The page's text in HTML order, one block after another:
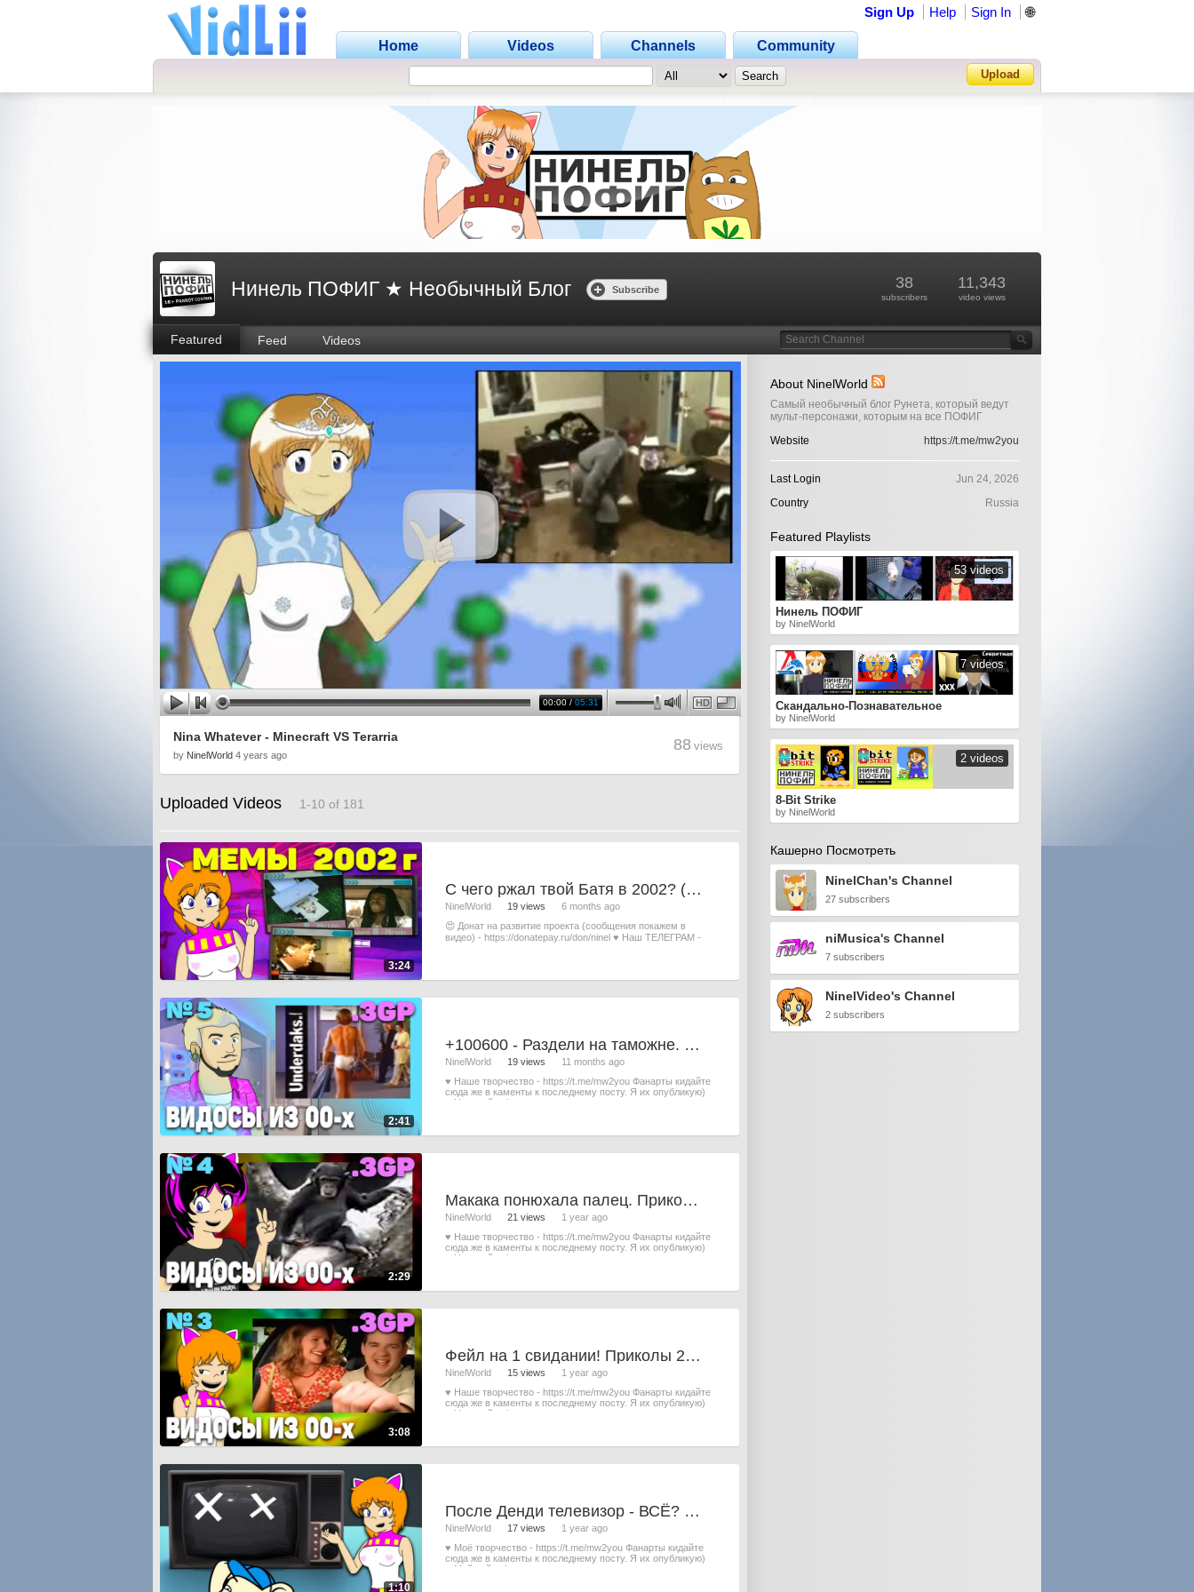
Home Videos Channels Community
Sign Up Help Sign In 🌐
Upload
Нинель ПОФИГ ★ Необычный Блог Subscribe 38
subscribers
11,343
video views
Featured Feed Videos
00:00/05:31 HD
Nina Whatever - Minecraft VS Terarria
by NinelWorld 4 years ago
88 views
Uploaded Videos 1-10 of 181
3:24
С чего ржал твой Батя в 2002? (Лови Мой 3gp) #6
NinelWorld 19 views
6 months ago
😍 Донат на развитие проекта (сообщения покажем в
видео) - https://donatepay.ru/don/ninel ♥ Наш ТЕЛЕГРАМ -
2:41
+100600 - Раздели на таможне. Приколы 2000-х. (Лови Мой 3gp с Нинель) #5
NinelWorld 19 views
11 months ago
♥ Наше творчество - https://t.me/mw2you Фанарты кидайте
сюда же в каменты к последнему посту. Я их опубликую)
♥ Наш сайт - https
2:29
Макака понюхала палец. Приколы 2000-х. (Лови Мой 3gp с Нинель) #4
NinelWorld 21 views
1 year ago
♥ Наше творчество - https://t.me/mw2you Фанарты кидайте
сюда же в каменты к последнему посту. Я их опубликую)
♥ Наш сайт - https
3:08
Фейл на 1 свидании! Приколы 2000-х. (Лови Мой 3gp с Нинель) #3
NinelWorld 15 views
1 year ago
♥ Наше творчество - https://t.me/mw2you Фанарты кидайте
сюда же в каменты к последнему посту. Я их опубликую)
♥ Наш сайт - https
1:10
После Денди телевизор - ВСЁ? (Нинель)
NinelWorld 17 views
1 year ago
♥ Моё творчество - https://t.me/mw2you Фанарты кидайте
сюда же в каменты к последнему посту. Я их опубликую)
♥ Мой сайт - http
About NinelWorld
Самый необычный блог Рунета, который ведут
мульт-персонажи, которым на все ПОФИГ
Website
https://t.me/mw2you
Last Login
Jun 24, 2026
Country
Russia
Featured Playlists
53 videos
Нинель ПОФИГ
by NinelWorld
7 videos
Скандально-Познавательное
by NinelWorld
2 videos
8-Bit Strike
by NinelWorld
Кашерно Посмотреть
NinelChan's Channel
27 subscribers
niMusica's Channel
7 subscribers
NinelVideo's Channel
2 subscribers